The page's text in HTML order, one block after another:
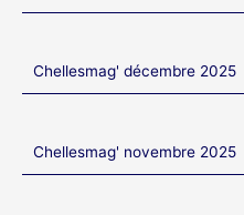
Chellesmag' décembre 2025
Chellesmag' novembre 2025